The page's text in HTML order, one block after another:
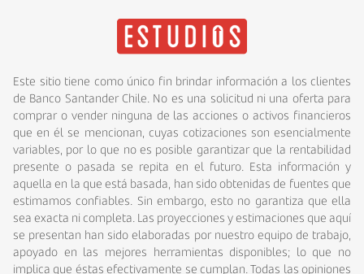
Este sitio tiene como único fin brindar información a los clientes
de Banco Santander Chile. No es una solicitud ni una oferta para
comprar o vender ninguna de las acciones o activos financieros
que en él se mencionan, cuyas cotizaciones son esencialmente
variables, por lo que no es posible garantizar que la rentabilidad
presente o pasada se repita en el futuro. Esta información y
aquella en la que está basada, han sido obtenidas de fuentes que
estimamos confiables. Sin embargo, esto no garantiza que ella
sea exacta ni completa. Las proyecciones y estimaciones que aquí
se presentan han sido elaboradas por nuestro equipo de trabajo,
apoyado en las mejores herramientas disponibles; lo que no
implica que éstas efectivamente se cumplan. Todas las opiniones